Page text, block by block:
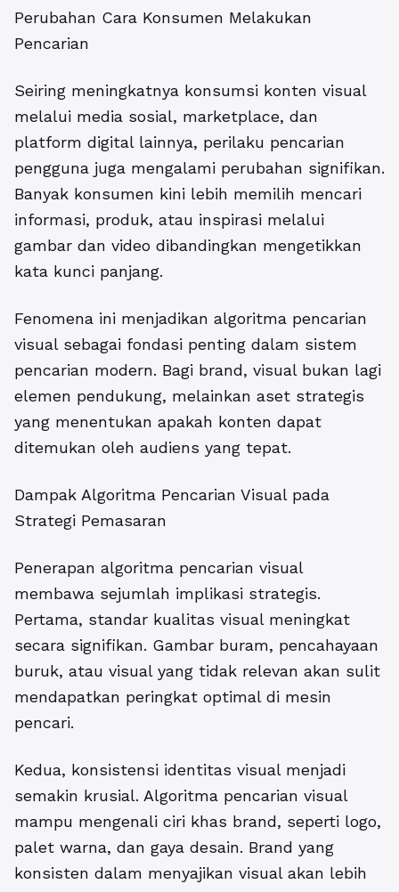
Perubahan Cara Konsumen Melakukan
Pencarian
Seiring meningkatnya konsumsi konten visual
melalui media sosial, marketplace, dan
platform digital lainnya, perilaku pencarian
pengguna juga mengalami perubahan signifikan.
Banyak konsumen kini lebih memilih mencari
informasi, produk, atau inspirasi melalui
gambar dan video dibandingkan mengetikkan
kata kunci panjang.
Fenomena ini menjadikan algoritma pencarian
visual sebagai fondasi penting dalam sistem
pencarian modern. Bagi brand, visual bukan lagi
elemen pendukung, melainkan aset strategis
yang menentukan apakah konten dapat
ditemukan oleh audiens yang tepat.
Dampak Algoritma Pencarian Visual pada
Strategi Pemasaran
Penerapan algoritma pencarian visual
membawa sejumlah implikasi strategis.
Pertama, standar kualitas visual meningkat
secara signifikan. Gambar buram, pencahayaan
buruk, atau visual yang tidak relevan akan sulit
mendapatkan peringkat optimal di mesin
pencari.
Kedua, konsistensi identitas visual menjadi
semakin krusial. Algoritma pencarian visual
mampu mengenali ciri khas brand, seperti logo,
palet warna, dan gaya desain. Brand yang
konsisten dalam menyajikan visual akan lebih